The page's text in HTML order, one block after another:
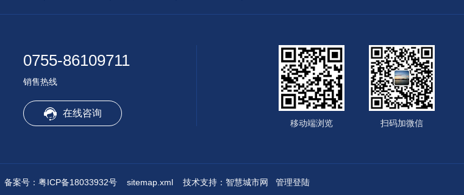
0755-86109711
销售热线
在线咨询
扫码加微信
移动端浏览
备案号：粤ICP备18033932号 sitemap.xml 技术支持： 智慧城市网 管理登陆